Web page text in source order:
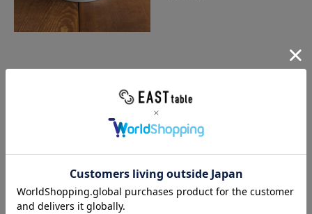
■ 「どんぶり・丼」をお探しの方はこちらから＞＞
■ 「和食器」をお探しの方はこちらから＞＞
■ 「大鉢」をお探しの方はこちらから＞＞
■ 「カラフルな食器」をお探しの方はこちらから＞＞
和の趣たっぷりのラーメン丼ぶり。
粉引の白い生地に、大胆な茶の刷毛目が入っている落ち着いたデ
ザイン。どんなメニューにもしっくり似合う色合いが嬉しいポイ